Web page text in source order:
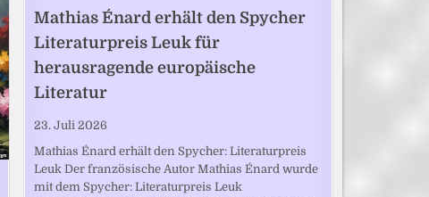
Mathias Énard erhält den Spycher
Literaturpreis Leuk für
herausragende europäische
Literatur
23. Juli 2026
Mathias Énard erhält den Spycher: Literaturpreis
Leuk Der französische Autor Mathias Énard wurde
mit dem Spycher: Literaturpreis Leuk